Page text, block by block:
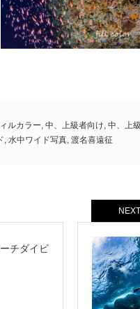
ルカラー, 中、上級者向け, 中、上
, 水中ワイド写真, 渡名喜遠征
チダイビ
NEXT